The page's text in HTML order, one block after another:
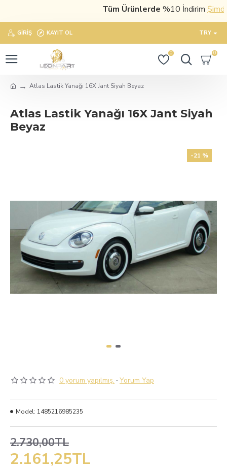
Tüm Ürünlerde%10 İndirimŞimdi
GIRIŞ KAYIT OL TRY
0 0
Atlas Lastik Yanağı 16X Jant Siyah Beyaz
Atlas Lastik Yanağı 16X Jant Siyah
Beyaz
-21 %
0 yorum yapılmış. -Yorum Yap
2.161,25TL
2.730,00TL
Model: 1485216985235